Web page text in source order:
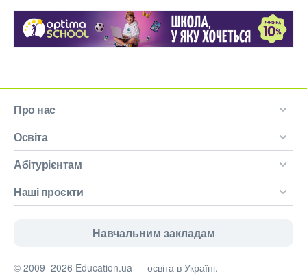
Про нас
Освіта
Абітурієнтам
Наші проєкти
Навчальним закладам
© 2009–2026 Education.ua — освіта в Україні.